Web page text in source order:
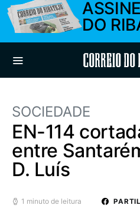
DO
Correio
SOCIEDADE
EN-114
entre
D. Luís
1 minuto de leitura